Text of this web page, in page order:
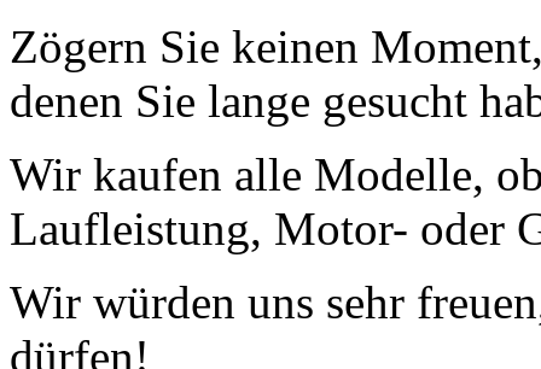
Zögern Sie keinen
denen Sie lange gesucht
Wir kaufen alle Modelle,
Laufleistung, Motor- oder
Wir würden uns sehr
dürfen!